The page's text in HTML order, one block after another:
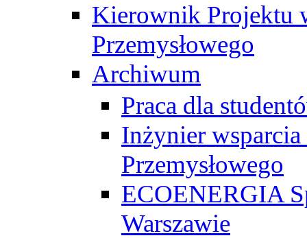
Kierownik Projektu
Przemysłowego
Archiwum
Praca dla
Inżynier wsparcia
Przemysłowego
ECOENERGIA
Warszawie